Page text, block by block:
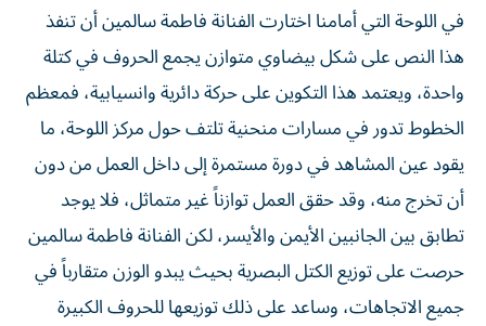
في اللوحة التي أمامنا اختارت الفنانة فاطمة سالمين أن تنفذ
هذا النص على شكل بيضاوي متوازن يجمع الحروف في كتلة
واحدة، ويعتمد هذا التكوين على حركة دائرية وانسيابية، فمعظم
الخطوط تدور في مسارات منحنية تلتف حول مركز اللوحة، ما
يقود عين المشاهد في دورة مستمرة إلى داخل العمل من دون
أن تخرج منه، وقد حقق العمل توازناً غير متماثل، فلا يوجد
تطابق بين الجانبين الأيمن والأيسر، لكن الفنانة فاطمة سالمين
حرصت على توزيع الكتل البصرية بحيث يبدو الوزن متقارباً في
جميع الاتجاهات، وساعد على ذلك توزيعها للحروف الكبيرة